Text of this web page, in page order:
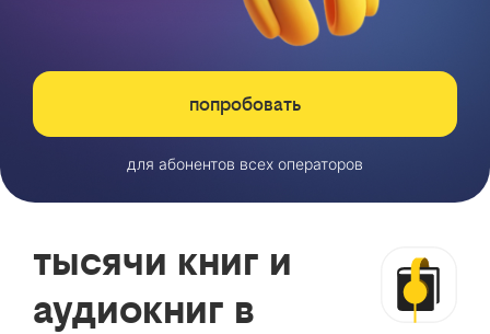
попробовать
для абонентов всех операторов
тысячи книг и
аудиокниг в